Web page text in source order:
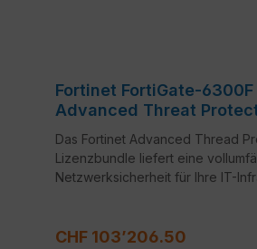
Fortinet FortiGate-6300F
Advanced Threat
Das Fortinet Advanced Thread
Lizenzbundle liefert eine
Netzwerksicherheit für Ihre IT-
Intrusion Prevention System (IPS)
Regulärer Preis:
CHF 103’206.50